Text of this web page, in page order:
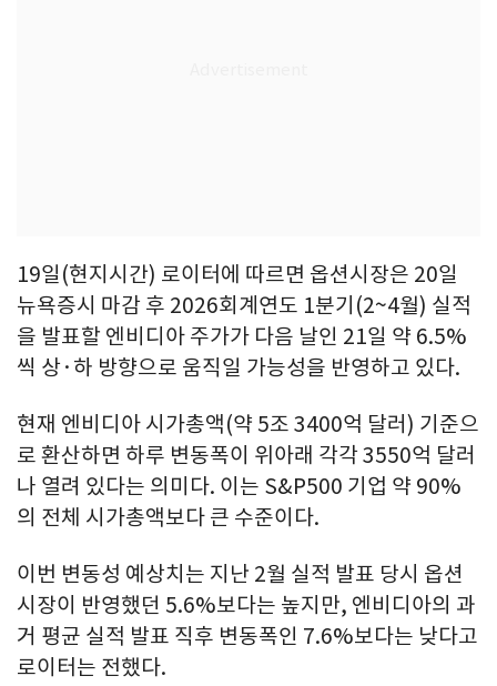
19일(현지시간) 로이터에 따르면 옵션시장은 20일
뉴욕증시 마감 후 2026회계연도 1분기(2~4월) 실적
을 발표할 엔비디아 주가가 다음 날인 21일 약 6.5%
씩 상·하 방향으로 움직일 가능성을 반영하고 있다.
현재 엔비디아 시가총액(약 5조 3400억 달러) 기준으
로 환산하면 하루 변동폭이 위아래 각각 3550억 달러
나 열려 있다는 의미다. 이는 S&P500 기업 약 90%
의 전체 시가총액보다 큰 수준이다.
이번 변동성 예상치는 지난 2월 실적 발표 당시 옵션
시장이 반영했던 5.6%보다는 높지만, 엔비디아의 과
거 평균 실적 발표 직후 변동폭인 7.6%보다는 낮다고
로이터는 전했다.